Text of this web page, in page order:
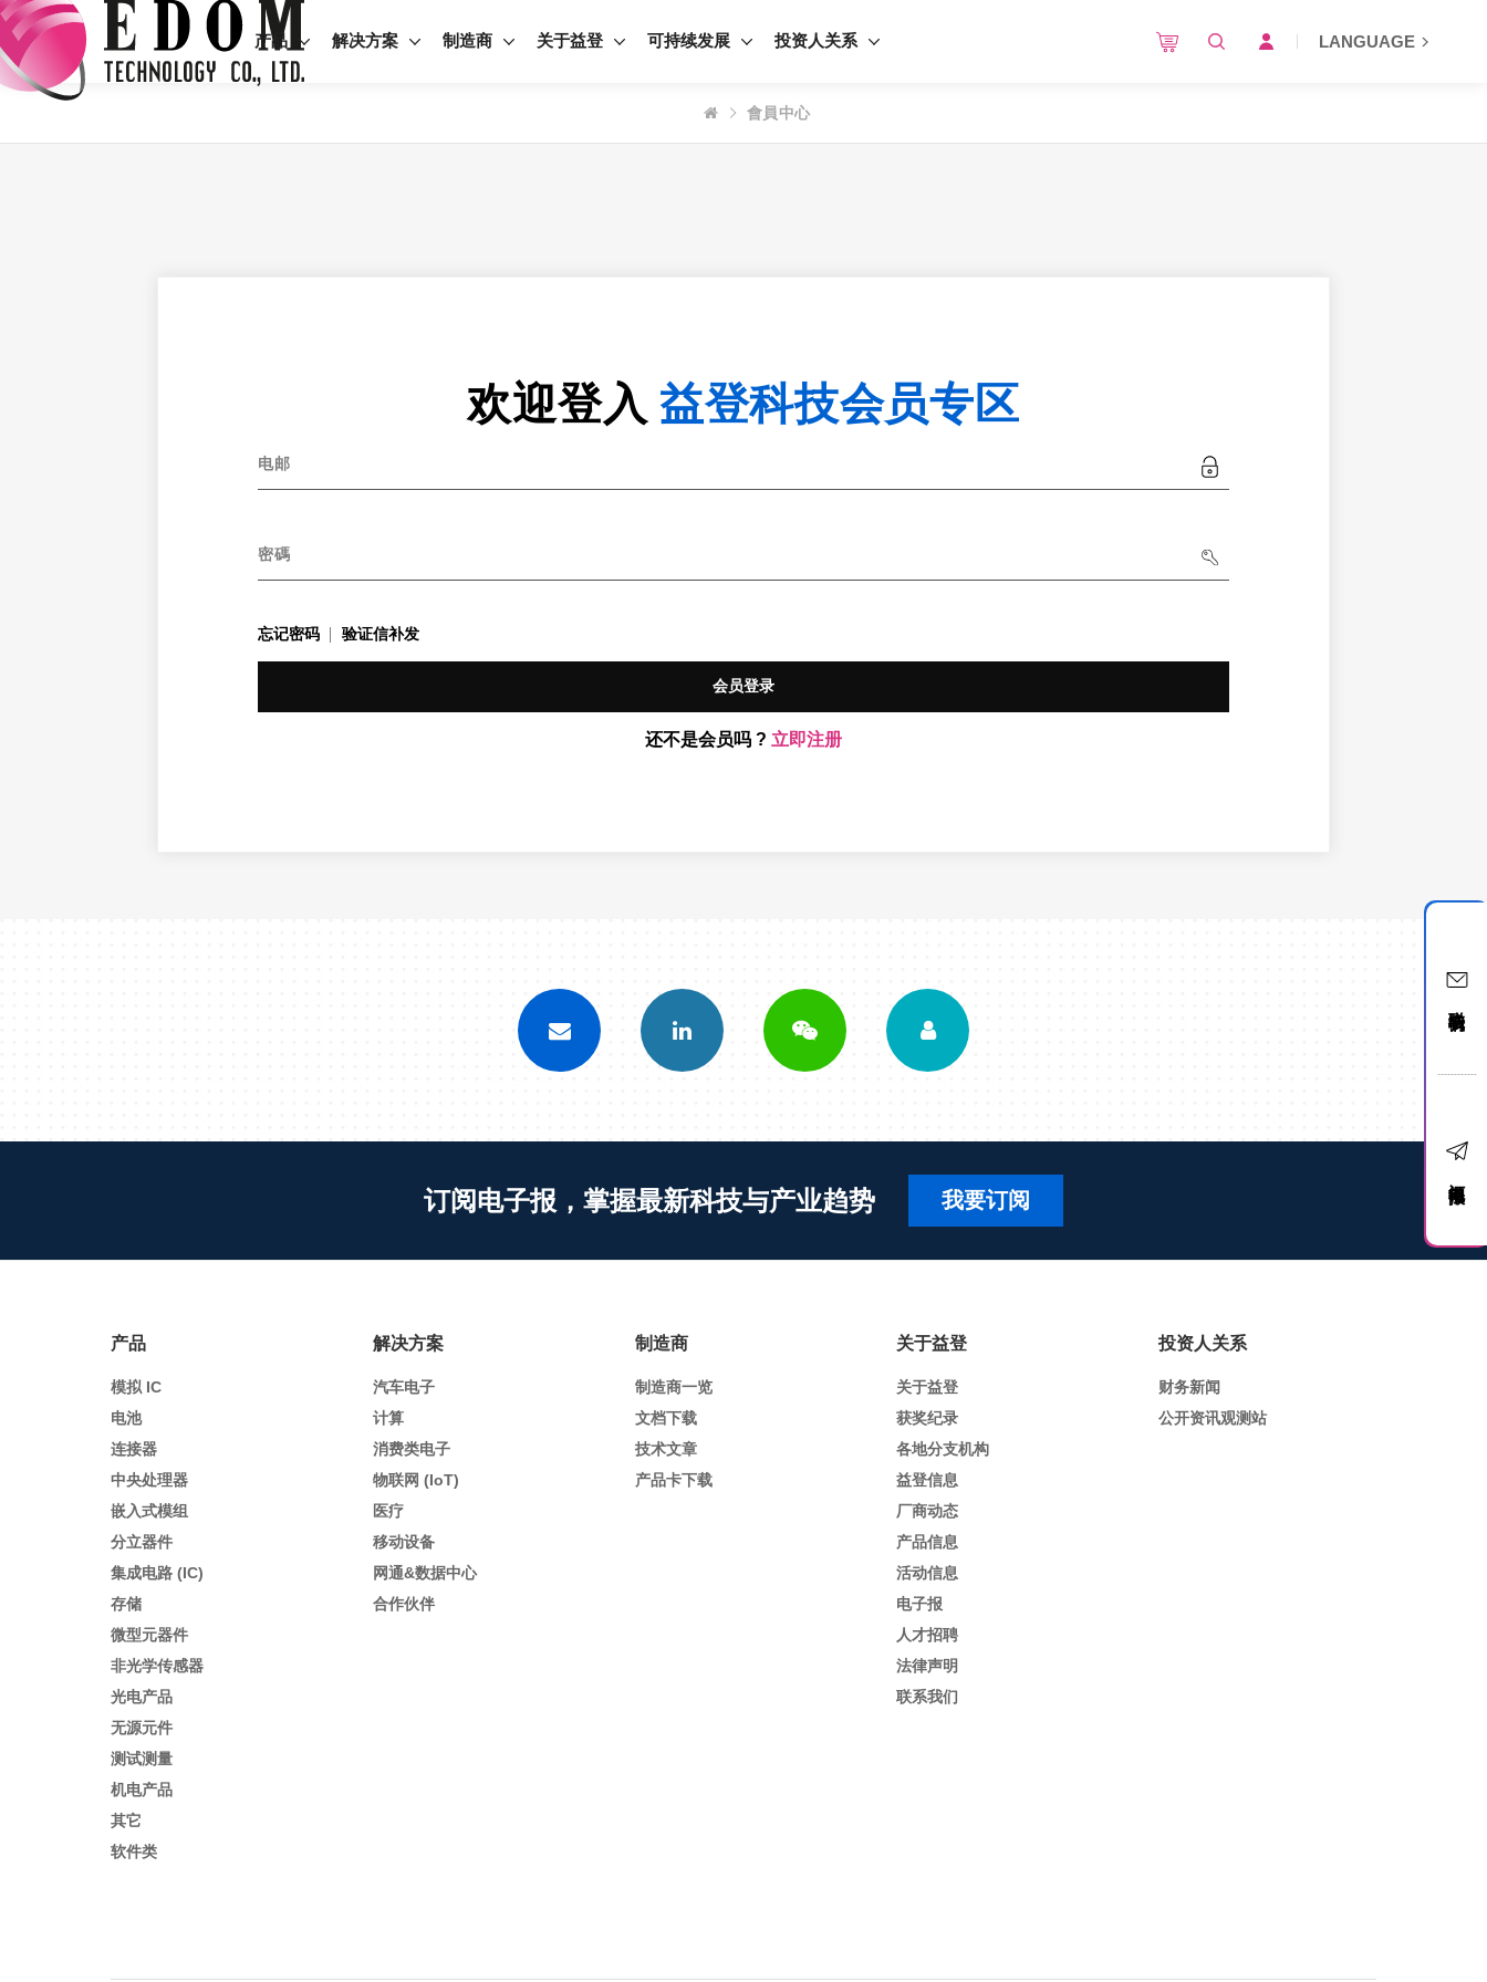
产品 解决方案 制造商 关于益登 可持续发展 投资人关系 LANGUAGE
會員中心
欢迎登入 益登科技会员专区
电邮
密碼
忘记密码 验证信补发
会员登录
还不是会员吗 ? 立即注册
订阅电子报，掌握最新科技与产业趋势 我要订阅
产品
模拟 IC
电池
连接器
中央处理器
嵌入式模组
分立器件
集成电路 (IC)
存储
微型元器件
非光学传感器
光电产品
无源元件
测试测量
机电产品
其它
软件类
解决方案
汽车电子
计算
消费类电子
物联网 (IoT)
医疗
移动设备
网通&数据中心
合作伙伴
制造商
制造商一览
文档下载
技术文章
产品卡下载
关于益登
关于益登
获奖纪录
各地分支机构
益登信息
厂商动态
产品信息
活动信息
电子报
人才招聘
法律声明
联系我们
投资人关系
财务新闻
公开资讯观测站